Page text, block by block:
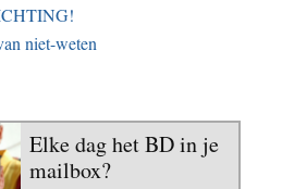
niet-weten
Elke dag het BD in je
mailbox?